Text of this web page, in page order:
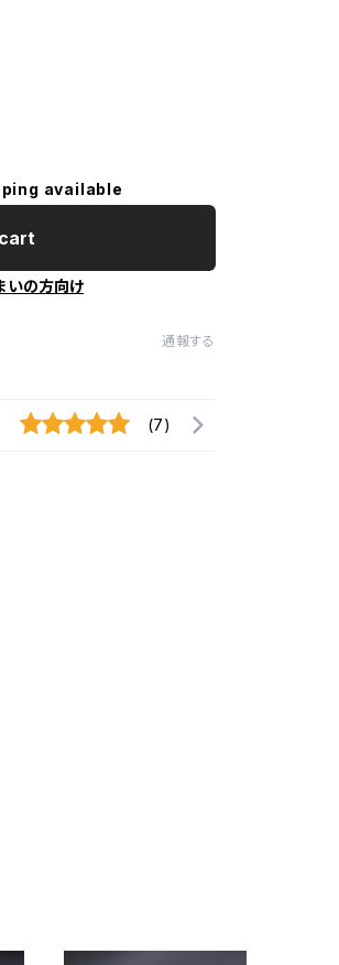
available
いの方向け
通報する
(7)